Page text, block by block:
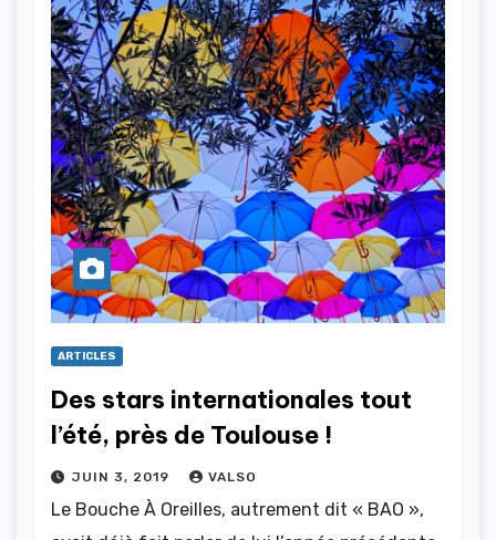
ARTICLES
Des stars internationales tout
l’été, près de Toulouse !
JUIN 3, 2019 VALSO
Le Bouche À Oreilles, autrement dit « BAO »,